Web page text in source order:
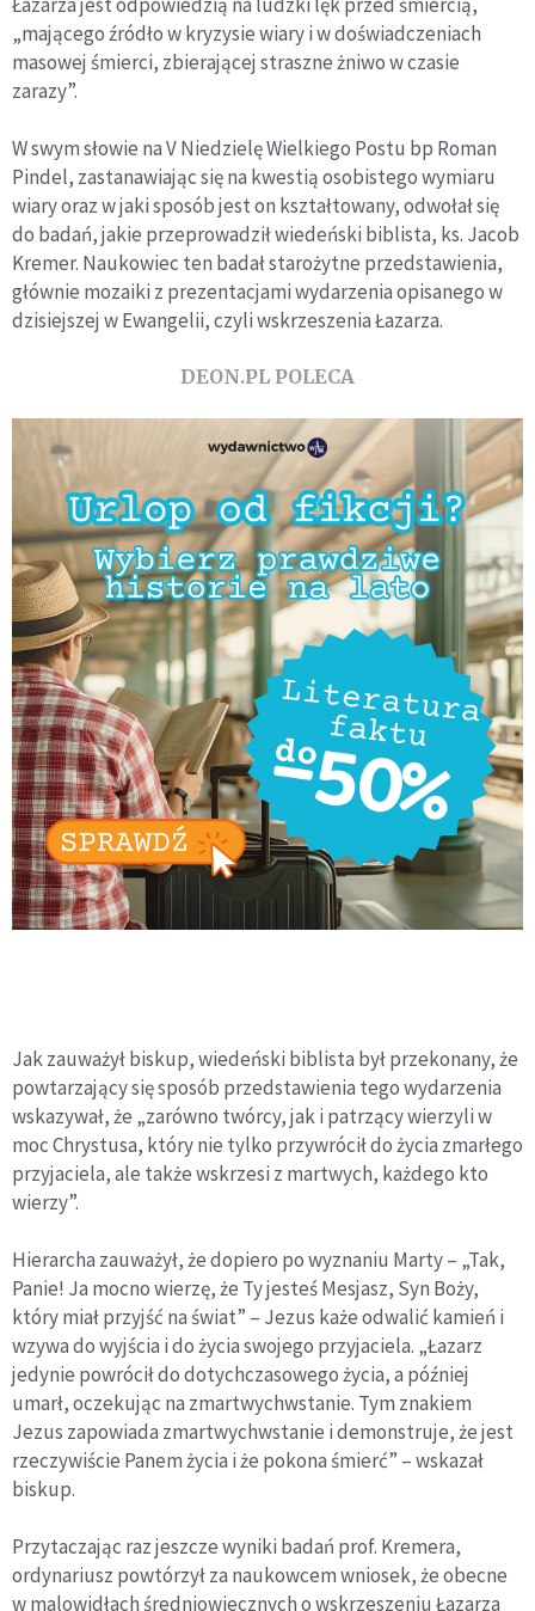
„mającego źródło w kryzysie wiary i w doświadczeniach
masowej śmierci, zbierającej straszne żniwo w czasie
zarazy”.
W swym słowie na V Niedzielę Wielkiego Postu bp Roman
Pindel, zastanawiając się na kwestią osobistego wymiaru
wiary oraz w jaki sposób jest on kształtowany, odwołał się
do badań, jakie przeprowadził wiedeński biblista, ks. Jacob
Kremer. Naukowiec ten badał starożytne przedstawienia,
głównie mozaiki z prezentacjami wydarzenia opisanego w
dzisiejszej w Ewangelii, czyli wskrzeszenia Łazarza.
DEON.PL POLECA
Jak zauważył biskup, wiedeński biblista był przekonany, że
powtarzający się sposób przedstawienia tego wydarzenia
wskazywał, że „zarówno twórcy, jak i patrzący wierzyli w
moc Chrystusa, który nie tylko przywrócił do życia zmarłego
przyjaciela, ale także wskrzesi z martwych, każdego kto
wierzy”.
Hierarcha zauważył, że dopiero po wyznaniu Marty – „Tak,
Panie! Ja mocno wierzę, że Ty jesteś Mesjasz, Syn Boży,
który miał przyjść na świat” – Jezus każe odwalić kamień i
wzywa do wyjścia i do życia swojego przyjaciela. „Łazarz
jedynie powrócił do dotychczasowego życia, a później
umarł, oczekując na zmartwychwstanie. Tym znakiem
Jezus zapowiada zmartwychwstanie i demonstruje, że jest
rzeczywiście Panem życia i że pokona śmierć” – wskazał
biskup.
Przytaczając raz jeszcze wyniki badań prof. Kremera,
ordynariusz powtórzył za naukowcem wniosek, że obecne
w malowidłach średniowiecznych o wskrzeszeniu Łazarza